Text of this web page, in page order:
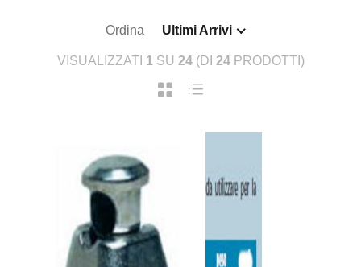
Ordina Ultimi Arrivi
VISUALIZZATI 1 SU 24(DI 24PRODOTTI)